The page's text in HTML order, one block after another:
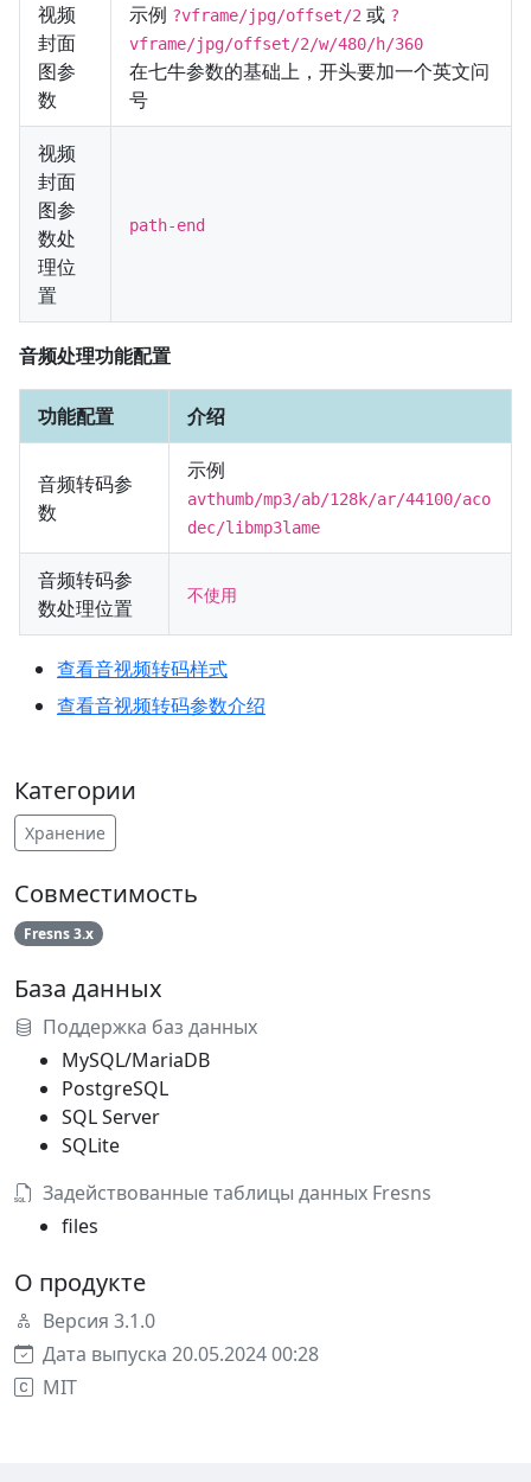
视频
封面
图参
数
示例 ?vframe/jpg/offset/2 或 ?
vframe/jpg/offset/2/w/480/h/360
在七牛参数的基础上，开头要加一个英文问
号
视频
封面
图参
数处
理位
置
path-end
音频处理功能配置
功能配置 介绍
音频转码参
数
示例
avthumb/mp3/ab/128k/ar/44100/aco
dec/libmp3lame
音频转码参
数处理位置
不使用
查看音视频转码样式
查看音视频转码参数介绍
Категории
Хранение
Совместимость
Fresns 3.x
База данных
Поддержка баз данных
MySQL/MariaDB
PostgreSQL
SQL Server
SQLite
Задействованные таблицы данных Fresns
files
О продукте
Версия 3.1.0
Дата выпуска 20.05.2024 00:28
MIT